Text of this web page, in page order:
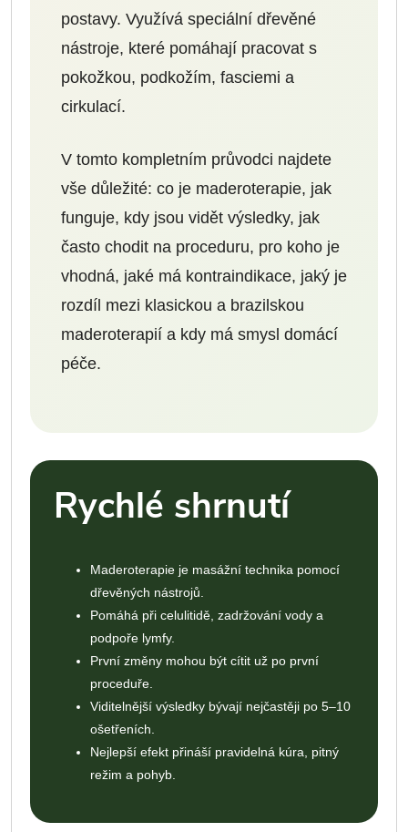
postavy. Využívá speciální dřevěné
nástroje, které pomáhají pracovat s
pokožkou, podkožím, fasciemi a
cirkulací.
V tomto kompletním průvodci najdete
vše důležité: co je maderoterapie, jak
funguje, kdy jsou vidět výsledky, jak
často chodit na proceduru, pro koho je
vhodná, jaké má kontraindikace, jaký je
rozdíl mezi klasickou a brazilskou
maderoterapií a kdy má smysl domácí
péče.
Rychlé shrnutí
Maderoterapie je masážní technika pomocí
dřevěných nástrojů.
Pomáhá při celulitidě, zadržování vody a
podpoře lymfy.
První změny mohou být cítit už po první
proceduře.
Viditelnější výsledky bývají nejčastěji po 5–10
ošetřeních.
Nejlepší efekt přináší pravidelná kúra, pitný
režim a pohyb.